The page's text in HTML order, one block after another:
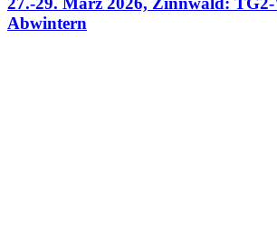
Abwintern